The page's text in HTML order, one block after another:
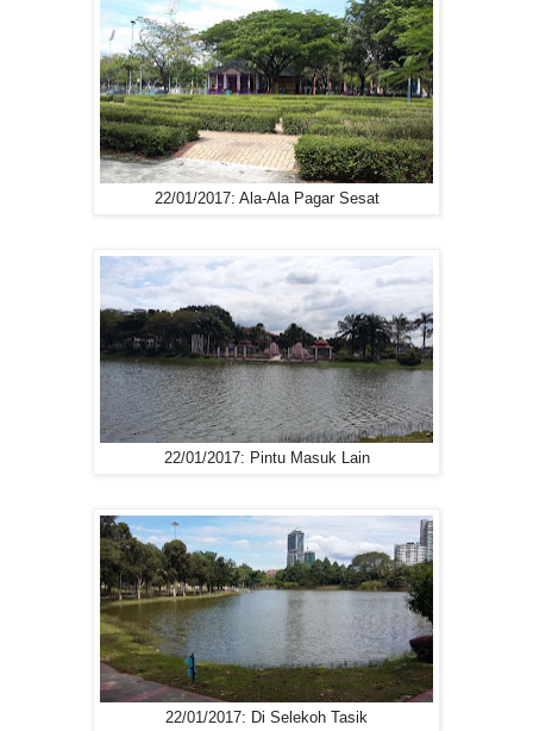
22/01/2017: Ala-Ala Pagar Sesat
22/01/2017: Pintu Masuk Lain
22/01/2017: Di Selekoh Tasik